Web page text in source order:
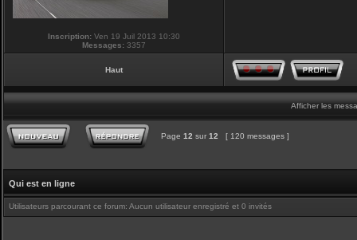
Inscription: Ven 19 Juil 2013 10:30
Messages: 3357
Haut
Afficher les
Page 12 sur 12 [ 120 messages ]
Qui est en ligne
Utilisateurs parcourant ce forum: Aucun utilisateur enregistré et 0 invités